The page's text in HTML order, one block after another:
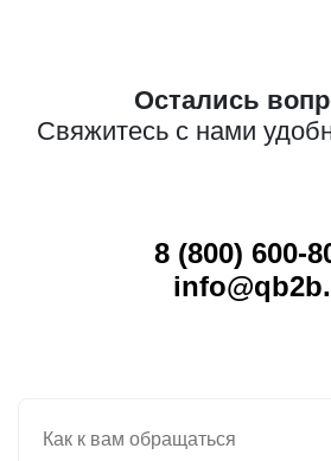
Остались
Свяжитесь с нами
8 (800) 600-